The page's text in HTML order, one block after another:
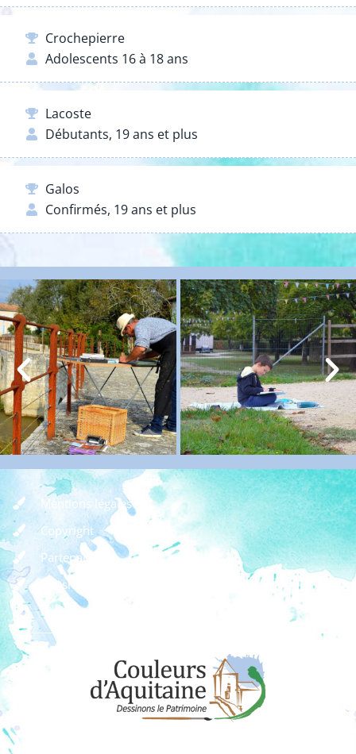
Crochepierre
Adolescents 16 à 18 ans
Lacoste
Débutants, 19 ans et plus
Galos
Confirmés, 19 ans et plus
Mentions légales
Copyright
Partenaires
Dossier de presse
Règlement des concours